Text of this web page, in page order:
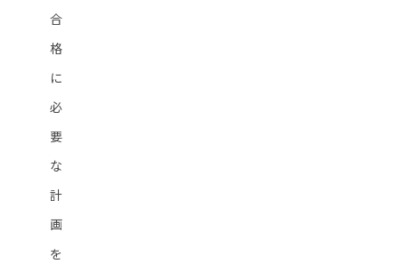
合
格
に
必
要
な
計
画
を